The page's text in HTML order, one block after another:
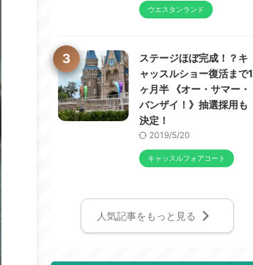
ウエスタンランド
3
ステージほぼ完成！？キ
ャッスルショー復活まで1
ヶ月半 《オー・サマー・
バンザイ！》抽選採用も
決定！
2019/5/20
キャッスルフォアコート
人気記事をもっと見る